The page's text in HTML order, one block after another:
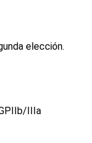
elección.
IIIa